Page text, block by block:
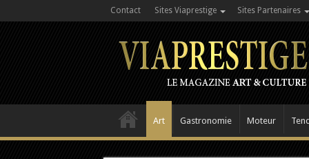
Contact Sites Viaprestige Sites Partenaires
Art Gastronomie Moteur
Alma Deutscher : 9 ans et un opéra